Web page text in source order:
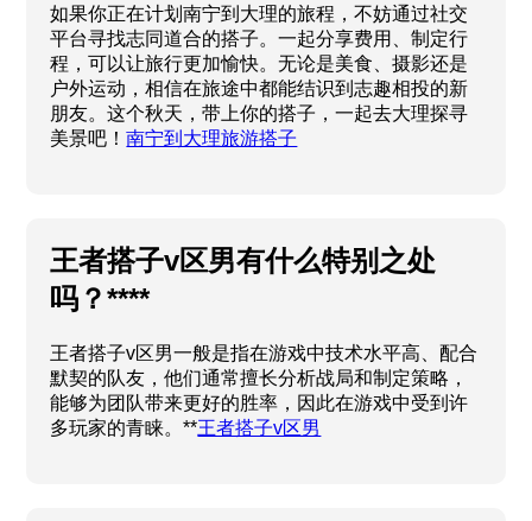
如果你正在计划南宁到大理的旅程，不妨通过社交
平台寻找志同道合的搭子。一起分享费用、制定行
程，可以让旅行更加愉快。无论是美食、摄影还是
户外运动，相信在旅途中都能结识到志趣相投的新
朋友。这个秋天，带上你的搭子，一起去大理探寻
美景吧！南宁到大理旅游搭子
王者搭子v区男有什么特别之处
吗？****
王者搭子v区男一般是指在游戏中技术水平高、配合
默契的队友，他们通常擅长分析战局和制定策略，
能够为团队带来更好的胜率，因此在游戏中受到许
多玩家的青睐。**王者搭子v区男